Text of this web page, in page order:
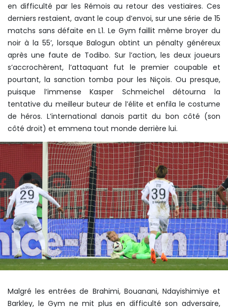
en difficulté par les Rémois au retour des vestiaires. Ces
derniers restaient, avant le coup d’envoi, sur une série de 15
matchs sans défaite en L1. Le Gym faillit même broyer du
noir à la 55’, lorsque Balogun obtint un pénalty généreux
après une faute de Todibo. Sur l’action, les deux joueurs
s’accrochèrent, l’attaquant fut le premier coupable et
pourtant, la sanction tomba pour les Niçois. Ou presque,
puisque l’immense Kasper Schmeichel détourna la
tentative du meilleur buteur de l’élite et enfila le costume
de héros. L’international danois partit du bon côté (son
côté droit) et emmena tout monde derrière lui.
Malgré les entrées de Brahimi, Bouanani, Ndayishimiye et
Barkley, le Gym ne mit plus en difficulté son adversaire,